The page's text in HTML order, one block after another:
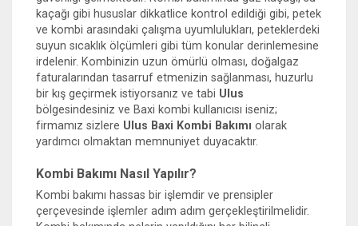
kaçağı gibi hususlar dikkatlice kontrol edildiği gibi, petek
ve kombi arasındaki çalışma uyumlulukları, peteklerdeki
suyun sıcaklık ölçümleri gibi tüm konular derinlemesine
irdelenir. Kombinizin uzun ömürlü olması, doğalgaz
faturalarından tasarruf etmenizin sağlanması, huzurlu
bir kış geçirmek istiyorsanız ve tabi Ulus
bölgesindesiniz ve Baxi kombi kullanıcısı iseniz;
firmamız sizlere Ulus Baxi Kombi Bakımı olarak
yardımcı olmaktan memnuniyet duyacaktır.
Kombi Bakımı Nasıl Yapılır?
Kombi bakımı hassas bir işlemdir ve prensipler
çerçevesinde işlemler adım adım gerçekleştirilmelidir.